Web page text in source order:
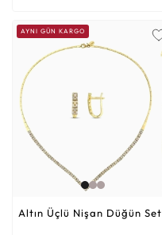
AYNI GÜN KARGO
Altın Üçlü Nişan Düğün Set